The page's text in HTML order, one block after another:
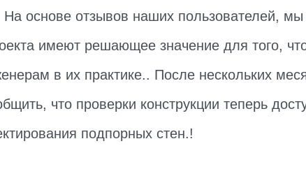
основе отзывов наших пользователей, мы
имеют решающее значение для того,
в их практике.. После нескольких
что проверки конструкции теперь
подпорных стен.!